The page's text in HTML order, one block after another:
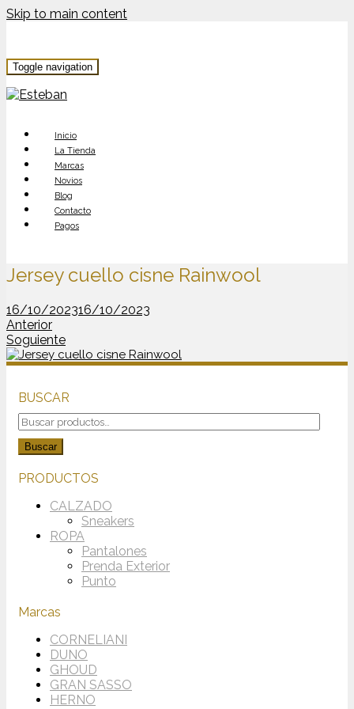
Skip to main content
Toggle navigation
Inicio
La Tienda
Marcas
Novios
Blog
Contacto
Pagos
Jersey cuello cisne Rainwool
16/10/202316/10/2023
Anterior
Soguiente
BUSCAR
Buscar
por:
Buscar
PRODUCTOS
CALZADO
Sneakers
ROPA
Pantalones
Prenda Exterior
Punto
Marcas
CORNELIANI
DUNO
GHOUD
GRAN SASSO
HERNO